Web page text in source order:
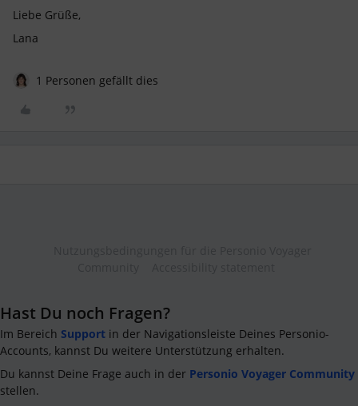
Liebe Grüße,
Lana
1 Personen gefällt dies
Hast Du noch Fragen?
Im Bereich Support in der Navigationsleiste Deines Personio-
Accounts, kannst Du weitere Unterstützung erhalten.
Du kannst Deine Frage auch in der Personio Voyager Community
stellen.